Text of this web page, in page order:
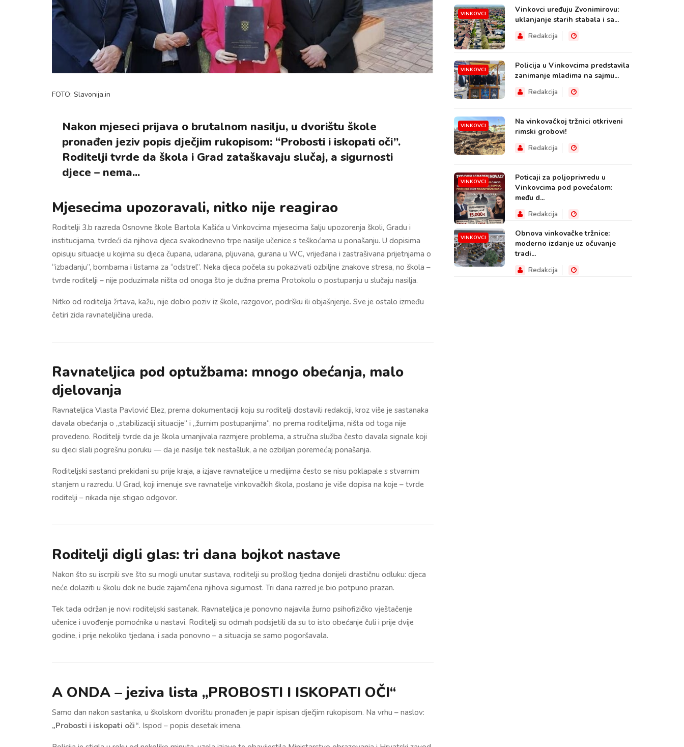
FOTO: Slavonija.in
Nakon mjeseci prijava o brutalnom nasilju, u dvorištu škole
pronađen jeziv popis dječjim rukopisom: “Probosti i iskopati oči”.
Roditelji tvrde da škola i Grad zataškavaju slučaj, a sigurnosti
djece – nema...
Mjesecima upozoravali, nitko nije reagirao
Roditelji 3.b razreda Osnovne škole Bartola Kašića u Vinkovcima mjesecima šalju upozorenja školi, Gradu i
institucijama, tvrdeći da njihova djeca svakodnevno trpe nasilje učenice s teškoćama u ponašanju. U dopisima
opisuju situacije u kojima su djeca čupana, udarana, pljuvana, gurana u WC, vrijeđana i zastrašivana prijetnjama o
“izbadanju”, bombama i listama za “odstrel”. Neka djeca počela su pokazivati ozbiljne znakove stresa, no škola –
tvrde roditelji – nije poduzimala ništa od onoga što je dužna prema Protokolu o postupanju u slučaju nasilja.
Nitko od roditelja žrtava, kažu, nije dobio poziv iz škole, razgovor, podršku ili objašnjenje. Sve je ostalo između
četiri zida ravnateljičina ureda.
Ravnateljica pod optužbama: mnogo obećanja, malo
djelovanja
Ravnateljica Vlasta Pavlović Elez, prema dokumentaciji koju su roditelji dostavili redakciji, kroz više je sastanaka
davala obećanja o „stabilizaciji situacije“ i „žurnim postupanjima“, no prema roditeljima, ništa od toga nije
provedeno. Roditelji tvrde da je škola umanjivala razmjere problema, a stručna služba često davala signale koji
su djeci slali pogrešnu poruku — da je nasilje tek nestašluk, a ne ozbiljan poremećaj ponašanja.
Roditeljski sastanci prekidani su prije kraja, a izjave ravnateljice u medijima često se nisu poklapale s stvarnim
stanjem u razredu. U Grad, koji imenuje sve ravnatelje vinkovačkih škola, poslano je više dopisa na koje – tvrde
roditelji – nikada nije stigao odgovor.
Roditelji digli glas: tri dana bojkot nastave
Nakon što su iscrpili sve što su mogli unutar sustava, roditelji su prošlog tjedna donijeli drastičnu odluku: djeca
neće dolaziti u školu dok ne bude zajamčena njihova sigurnost. Tri dana razred je bio potpuno prazan.
Tek tada održan je novi roditeljski sastanak. Ravnateljica je ponovno najavila žurno psihofizičko vještačenje
učenice i uvođenje pomoćnika u nastavi. Roditelji su odmah podsjetili da su to isto obećanje čuli i prije dvije
godine, i prije nekoliko tjedana, i sada ponovno – a situacija se samo pogoršavala.
A ONDA – jeziva lista „PROBOSTI I ISKOPATI OČI“
Samo dan nakon sastanka, u školskom dvorištu pronađen je papir ispisan dječjim rukopisom. Na vrhu – naslov:
„Probosti i iskopati oči“. Ispod – popis desetak imena.
VINKOVCI
Vinkovci uređuju Zvonimirovu:
uklanjanje starih stabala i sa...
Redakcija
VINKOVCI
Policija u Vinkovcima predstavila
zanimanje mladima na sajmu...
Redakcija
VINKOVCI
Na vinkovačkoj tržnici otkriveni
rimski grobovi!
Redakcija
VINKOVCI
Poticaji za poljoprivredu u
Vinkovcima pod povećalom:
među d...
Redakcija
VINKOVCI
Obnova vinkovačke tržnice:
moderno izdanje uz očuvanje
tradi...
Redakcija